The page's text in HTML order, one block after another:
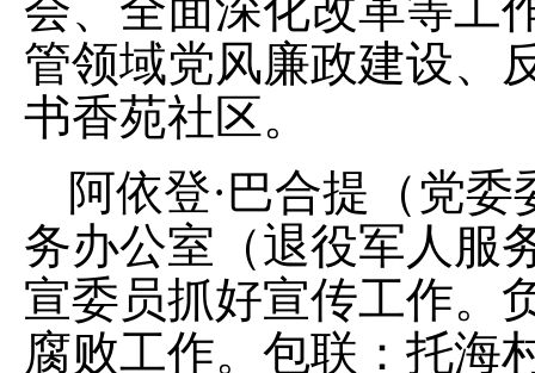
管领域党风廉政建设、
书香苑社区。
阿依登·巴合提（党委
务办公室（退役军人服
宣委员抓好宣传工作。
腐败工作。包联：托海